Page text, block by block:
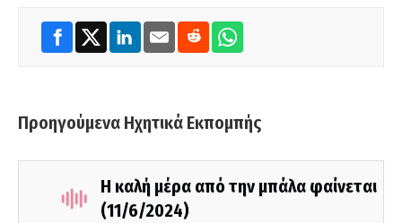
Προηγούμενα Ηχητικά Εκπομπής
Η καλή μέρα από την μπάλα φαίνεται
(11/6/2024)